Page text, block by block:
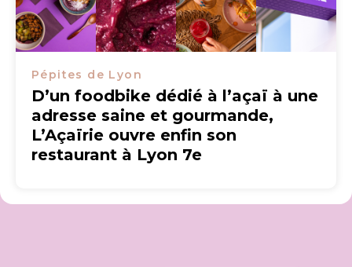
Pépites de Lyon
D’un foodbike dédié à l’açaï à une
adresse saine et gourmande,
L’Açaïrie ouvre enfin son
restaurant à Lyon 7e